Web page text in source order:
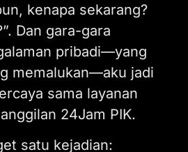
kenapa sekarang?
Dan gara-gara
pribadi—yang
memalukan—aku jadi
sama layanan
24Jam PIK.
satu kejadian: